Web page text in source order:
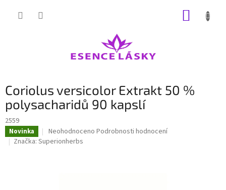
Coriolus versicolor Extrakt 50 %
polysacharidů 90 kapslí
2559
Novinka
Průměrné
hodnocení
Neohodnoceno Podrobnosti hodnocení
Značka: Superionherbs